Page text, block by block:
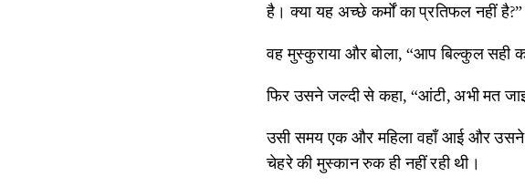
है। क्या यह अच्छे कर्मों का प्रतिफल नहीं है?”
वह मुस्कुराया और बोला, “आप बिल्कुल सही
फिर उसने जल्दी से कहा, “आंटी, अभी मत
उसी समय एक और महिला वहाँ आई और
चेहरे की मुस्कान रुक ही नहीं रही थी।